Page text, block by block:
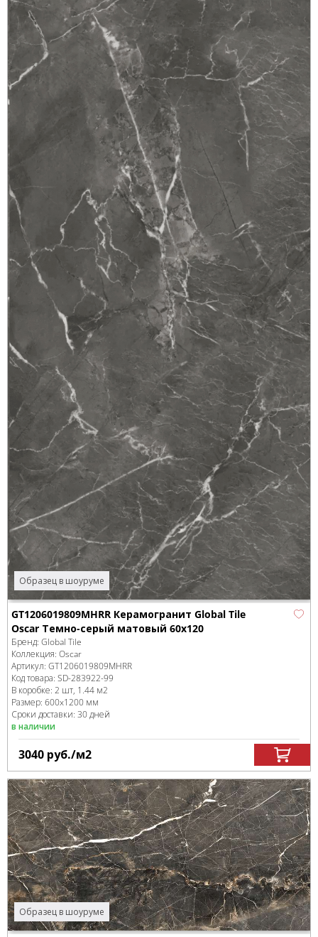
Образец в шоуруме
GT1206019809MHRR Керамогранит Global Tile
Oscar Темно-серый матовый 60x120
Бренд: Global Tile
Коллекция: Oscar
Артикул: GT1206019809MHRR
Код товара: SD-283922-99
В коробке: 2 шт, 1.44 м2
Размер: 600x1200 мм
Сроки доставки: 30 дней
в наличии
3040 руб./м2
Образец в шоуруме